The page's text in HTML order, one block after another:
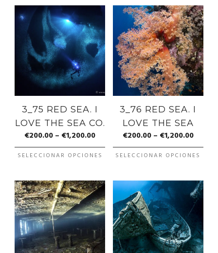
3_75 RED SEA. I
LOVE THE SEA CO.
€200.00– €1,200.00
SELECCIONAR OPCIONES
3_76 RED SEA. I
LOVE THE SEA
€200.00– €1,200.00
SELECCIONAR OPCIONES